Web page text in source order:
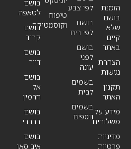
הזמנת
בושם
שלא
קיים
באתר
הצהרת
נגישות
תקנון
האתר
מידע על
משלוחים
מדיניות
פרטיות
טיפוח
וקוסמטיקה
לפי צבע
בושם
לפי ריח
בושם
לפני
עונה
בשמים
לבית
בשמים
נוספים
בושם
לטאפה
בושם
קריד
בושם
דיור
בושם
אל
חרמין
בושם
ברברי
בושם
איב סאן